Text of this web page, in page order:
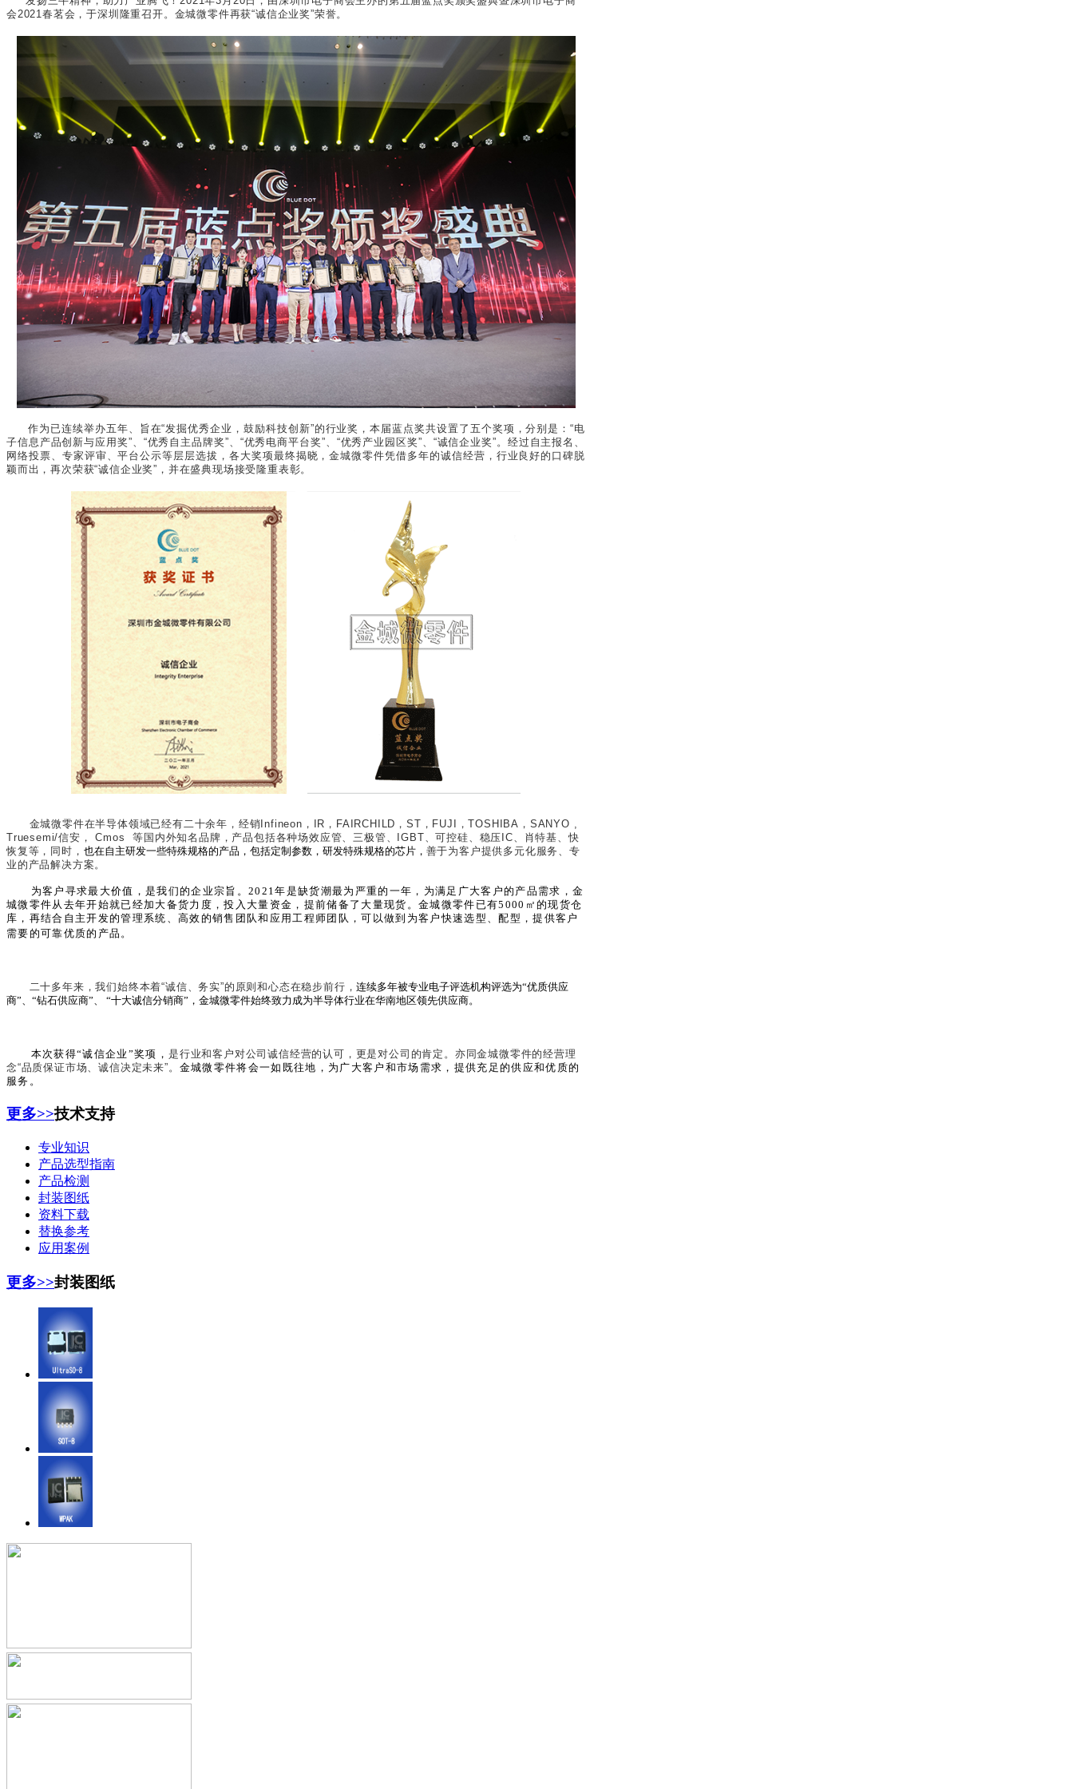
会2021春茗会，于深圳隆重召开。金城微零件再获“诚信企业奖”荣誉。
作为已连续举办五年、旨在“发掘优秀企业，鼓励科技创新”的行业奖，本届蓝点奖共设置了五个奖项，分别是：“电
子信息产品创新与应用奖”、“优秀自主品牌奖”、“优秀电商平台奖”、“优秀产业园区奖”、“诚信企业奖”。经过自主报名、
网络投票、专家评审、平台公示等层层选拔，各大奖项最终揭晓，金城微零件凭借多年的诚信经营，行业良好的口碑脱
颖而出，再次荣获“诚信企业奖”，并在盛典现场接受隆重表彰。
金城微零件在半导体领域已经有二十余年，经销 Infineon ， IR ， FAIRCHILD ， ST ， FUJI ， TOSHIBA ， SANYO ,
Truesemi/信安， Cmos等国内外知名品牌，产品包括各种场效应管、三极管、 IGBT 、可控硅、稳压 IC、肖特基、快
恢复等，同时， 也在自主研发一些特殊规格的产品，包括定制参数，研发特殊规格的芯片， 善于为客户提供多元化服务、专
业的产品解决方案。
为客户寻求最大价值，是我们的企业宗旨。 2021年是缺货潮最为严重的一年，为满足广大客户的产品需求，金
城微零件从去年开始就已经加大备货力度，投入大量资金，提前储备了大量现货。金城微零件已有5000 ㎡的现货仓
库，再结合自主开发的管理系统、高效的销售团队和应用工程师团队，可以做到为客户快速选型、配型，提供客户
需要的可靠优质的产品。
二十多年来，我们始终本着“诚信、务实”的原则和心态在稳步前行，连续多年被专业电子评选机构评选为“优质供应
商”、“钻石供应商”、 “十大诚信分销商”，金城微零件始终致力成为半导体行业在华南地区领先供应商。
本次获得“诚信企业”奖项， 是行业和客户对公司诚信经营的认可，更是对公司的肯定。亦同金城微零件的经营理
念“品质保证市场、诚信决定未来”。 金城微零件将会一如既往地，为广大客户和市场需求，提供充足的供应和优质的
服务。
更多>>技术支持
专业知识
产品选型指南
产品检测
封装图纸
资料下载
替换参考
应用案例
更多>>封装图纸